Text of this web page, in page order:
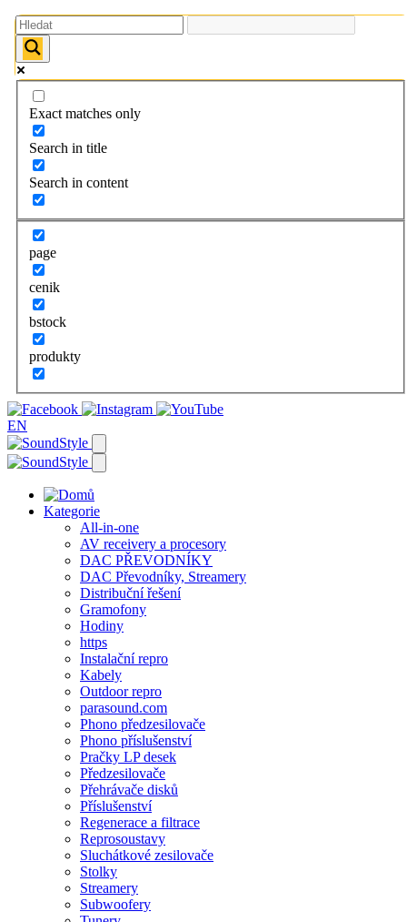
Exact matches only
Search in title
Search in content
page
cenik
bstock
produkty
EN
Kategorie
All-in-one
AV receivery a procesory
DAC PŘEVODNÍKY
DAC Převodníky, Streamery
Distribuční řešení
Gramofony
Hodiny
https
Instalační repro
Kabely
Outdoor repro
parasound.com
Phono předzesilovače
Phono příslušenství
Pračky LP desek
Předzesilovače
Přehrávače disků
Příslušenství
Regenerace a filtrace
Reprosoustavy
Sluchátkové zesilovače
Stolky
Streamery
Subwoofery